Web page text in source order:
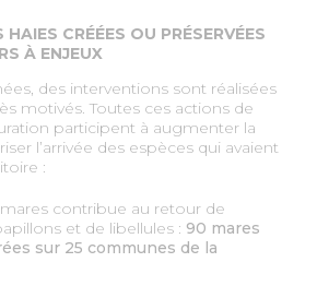
CRÉÉES OU PRÉSERVÉES
À ENJEUX
des interventions sont réalisées
motivés. Toutes ces actions de
participent à augmenter la
l’arrivée des espèces qui avaient
:
mares contribue au retour de
et de libellules : 90 mares
sur 25 communes de la